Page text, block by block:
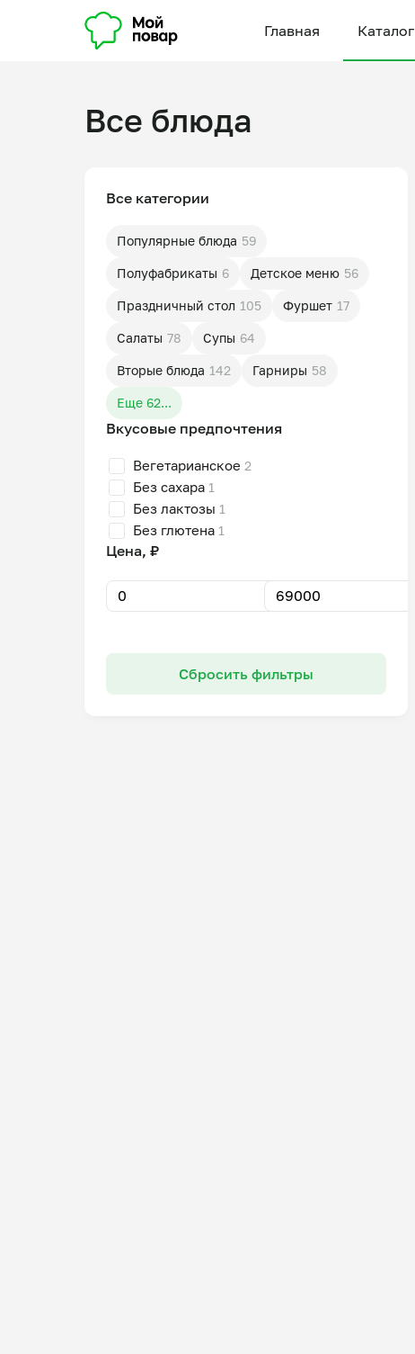
Главная Каталог
Все блюда
Все категории
Популярные блюда 59
Полуфабрикаты 6 Детское меню 56
Праздничный стол 105 Фуршет 17
Салаты 78 Супы 64
Вторые блюда 142 Гарниры 58
Еще 62...
Вкусовые предпочтения
Вегетарианское 2
Без сахара 1
Без лактозы 1
Без глютена 1
Цена, ₽
Сбросить фильтры